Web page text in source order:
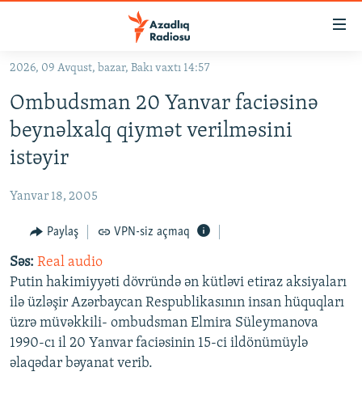
Əsas
qayıt
Əsas
naviqasiyaya
qayıt
KORRUPSIOMETR
#ƏSLINDƏ
FƏRQƏ BAX
QANUNI DOĞRU
ARAŞDIRMA
MULTIMEDIA
VIDEO
FOTOQALEREYA
RADIO ARXIV
OXU ZALI
HAQQIMIZDA
2026, 09 Avqust, bazar, Bakı vaxtı 14:57
Ombudsman 20 Yanvar faciəsinə
beynəlxalq qiymət verilməsini
istəyir
Yanvar 18, 2005
Paylaş VPN-siz açmaq
Səs: Real audio
Putin hakimiyyəti dövründə ən kütləvi etiraz aksiyaları
ilə üzləşir Azərbaycan Respublikasının insan hüquqları
üzrə müvəkkili- ombudsman Elmira Süleymanova
1990-cı il 20 Yanvar faciəsinin 15-ci ildönümüylə
əlaqədar bəyanat verib.